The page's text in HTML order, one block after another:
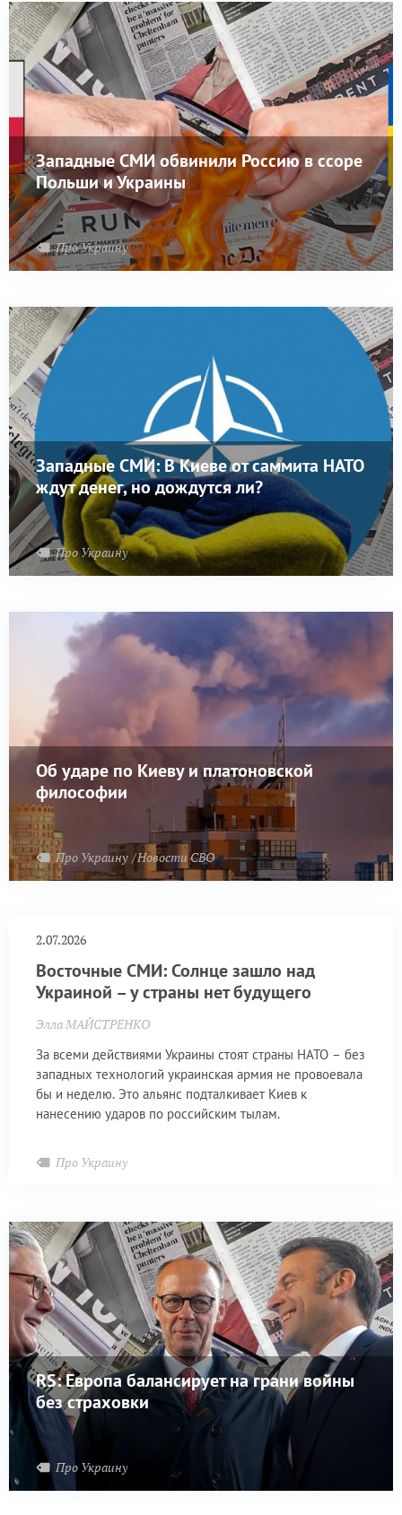
Западные СМИ обвинили Россию в ссоре
Польши и Украины
Про Украину
Западные СМИ: В Киеве от саммита НАТО
ждут денег, но дождутся ли?
Про Украину
Об ударе по Киеву и платоновской
философии
Про Украину Новости СВО
2.07.2026
Восточные СМИ: Солнце зашло над
Украиной – у страны нет будущего
Элла МАЙСТРЕНКО
За всеми действиями Украины стоят страны НАТО – без
западных технологий украинская армия не провоевала
бы и неделю. Это альянс подталкивает Киев к
нанесению ударов по российским тылам.
Про Украину
RS: Европа балансирует на грани войны
без страховки
Про Украину